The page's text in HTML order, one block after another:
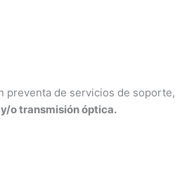
preventa de servicios de soporte,
o transmisión óptica.